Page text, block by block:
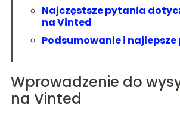
Najczęstsze pytania
na Vinted
Podsumowanie i
Wprowadzenie do
na Vinted